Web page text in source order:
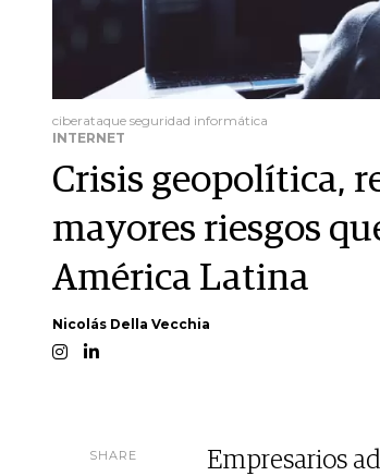
ciberataque seguridad informática
INTERNET
Crisis geopolítica,
mayores riesgos
América Latina
Nicolás Della Vecchia
SHARE
Empresarios